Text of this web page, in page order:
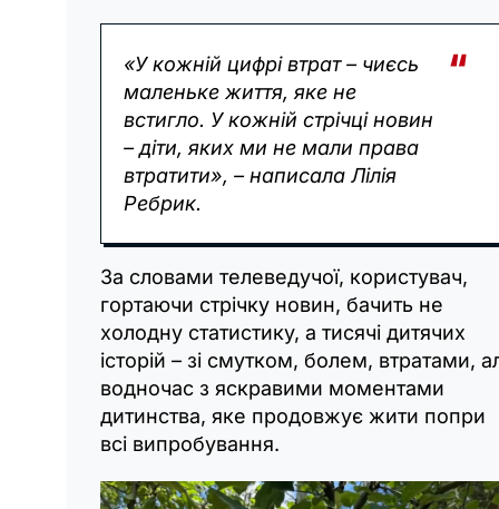
«У кожній цифрі втрат – чиєсь
маленьке життя, яке не
встигло. У кожній стрічці новин
– діти, яких ми не мали права
втратити», – написала Лілія
Ребрик.
За словами телеведучої, користувач,
гортаючи стрічку новин, бачить не
холодну статистику, а тисячі дитячих
історій – зі смутком, болем, втратами,
водночас з яскравими моментами
дитинства, яке продовжує жити попри
всі випробування.